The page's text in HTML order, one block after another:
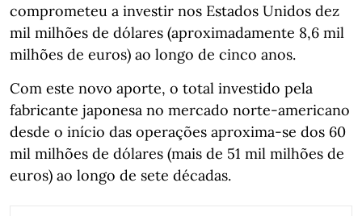
comprometeu a investir nos Estados Unidos dez
mil milhões de dólares (aproximadamente 8,6 mil
milhões de euros) ao longo de cinco anos.
Com este novo aporte, o total investido pela
fabricante japonesa no mercado norte‑americano
desde o início das operações aproxima‑se dos 60
mil milhões de dólares (mais de 51 mil milhões de
euros) ao longo de sete décadas.